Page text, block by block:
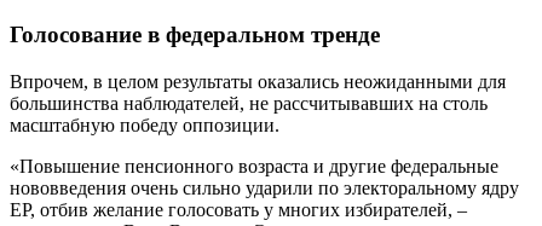
Голосование в федеральном тренде
Впрочем, в целом результаты оказались неожиданными для
большинства наблюдателей, не рассчитывавших на столь
масштабную победу оппозиции.
«Повышение пенсионного возраста и другие федеральные
нововведения очень сильно ударили по электоральному ядру
ЕР, отбив желание голосовать у многих избирателей, –